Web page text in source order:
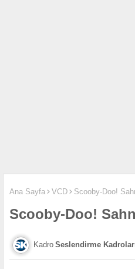
Ana Sayfa VCD Scooby-Doo!
Scooby-Doo!
Seslendirme